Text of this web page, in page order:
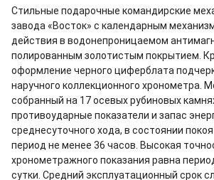
Стильные подарочные командирские
завода «Восток» с календарным
действия в водонепроницаемом
полированным золотистым покрытием.
оформление черного циферблата
наручного коллекционного хронометра.
собранный на 17 осевых рубиновых
противоударные показатели и запас
среднесуточного хода, в состоянии
период не менее 36 часов. Высокая
хронометражного показания равна
сутки. Средний эксплуатационный срок